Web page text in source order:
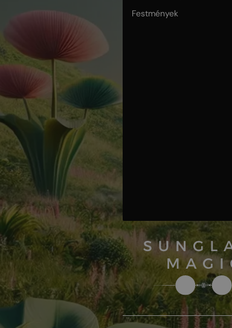
Festmények